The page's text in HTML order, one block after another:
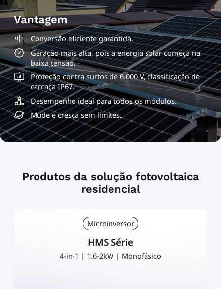
Vantagem
Conversão eficiente garantida.
Geração mais alta, pois a energia solar começa na
baixa tensão.
Proteção contra surtos de 6.000 V, classificação de
carcaça IP67.
Desempenho ideal para todos os módulos.
Mude e cresça sem limites.
Produtos da solução fotovoltaica
residencial
Microinversor
HMS Série
2-in-1 | 0.8-1kW | Monofásico